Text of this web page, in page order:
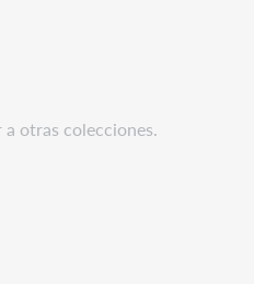
otras colecciones.